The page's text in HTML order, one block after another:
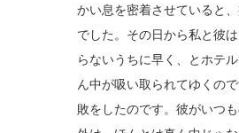
かい息を密着させていると
でした。その日から私と彼
らないうちに早く、とホテ
ん中が吸い取られてゆくの
敗をしたのです。彼がいつ